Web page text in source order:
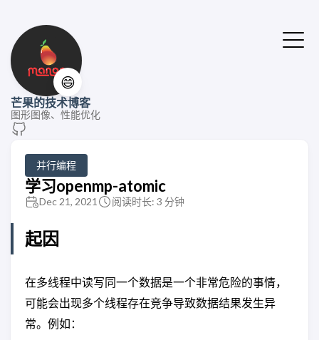
😄
芒果的技术博客
图形图像、性能优化
并行编程
学习openmp-atomic
Dec 21, 2021 阅读时长: 3 分钟
起因
在多线程中读写同一个数据是一个非常危险的事情，
可能会出现多个线程存在竞争导致数据结果发生异
常。例如：